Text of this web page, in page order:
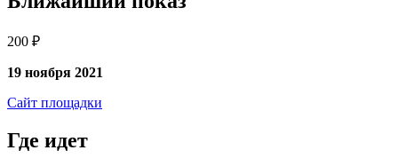
200 ₽
19 ноября 2021
Сайт площадки
Где идет